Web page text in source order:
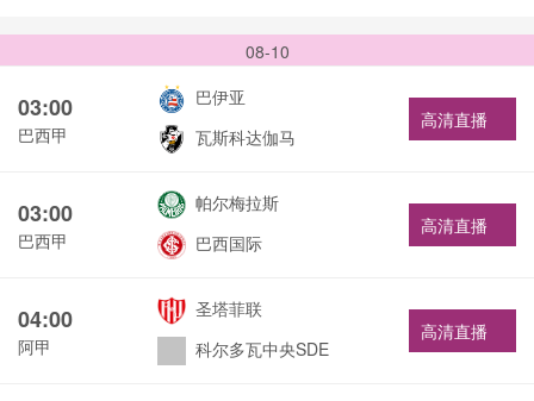
08-10
03:00
巴西甲
巴伊亚
瓦斯科达伽马
高清直播
03:00
巴西甲
帕尔梅拉斯
巴西国际
高清直播
04:00
阿甲
圣塔菲联
科尔多瓦中央SDE
高清直播